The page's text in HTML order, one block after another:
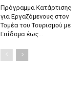
Πρόγραμμα Κατάρτισης
για Εργαζόμενους στον
Τομέα του Τουρισμού με
Επίδομα έως...